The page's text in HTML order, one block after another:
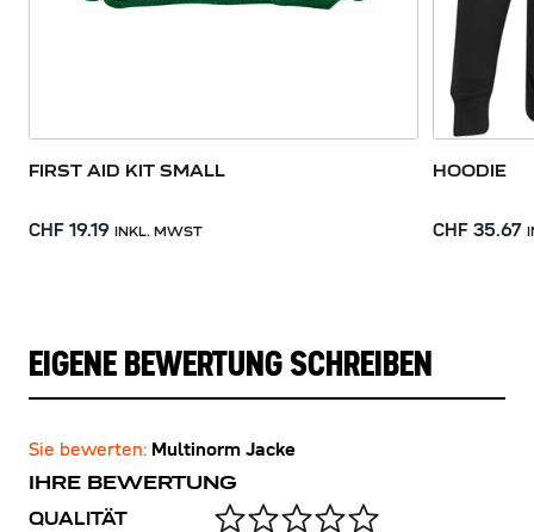
FIRST AID KIT SMALL
CHF 19.19 INKL. MWST
HOODIE
CHF 35.67
EIGENE BEWERTUNG SCHREIBEN
Sie bewerten: Multinorm Jacke
IHRE BEWERTUNG
QUALITÄT